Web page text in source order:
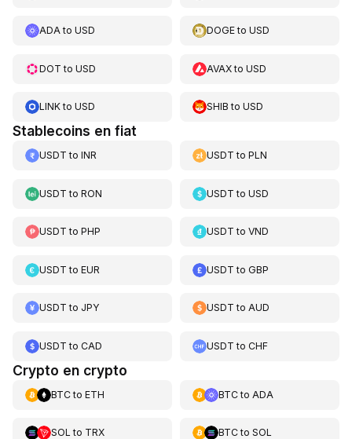
ADAto USD DOGEtoUSD
DOT to USD AVAXtoUSD
LINKto USD SHIB toUSD
Stablecoins en fiat
USDT to INR USDT toPLN
USDT to RON USDT toUSD
USDT to PHP USDT toVND
USDT to EUR USDT toGBP
USDT to JPY USDT toAUD
USDT to CAD USDT toCHF
Crypto en crypto
BTCto ETH BTCto ADA
SOL to TRX BTCto SOL